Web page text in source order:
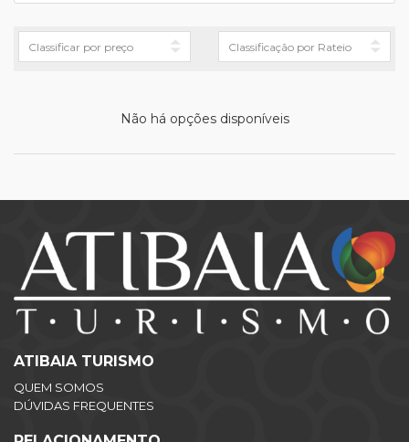
Não há opções disponíveis
ATIBAIA TURISMO
QUEM SOMOS
DÚVIDAS FREQUENTES